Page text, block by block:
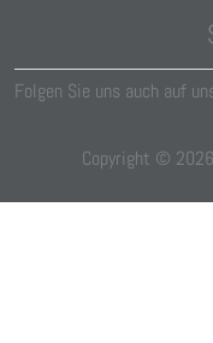
Folgen Sie uns auch auf
Copyright © 2026